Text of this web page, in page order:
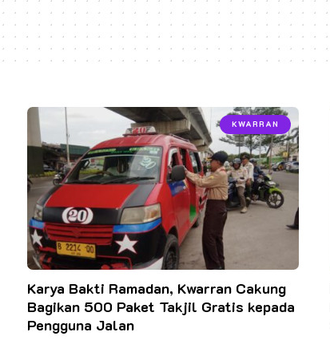
KWARRAN
Karya Bakti Ramadan, Kwarran Cakung
Bagikan 500 Paket Takjil Gratis kepada
Pengguna Jalan